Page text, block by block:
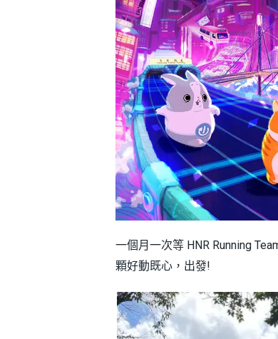
一個月一次等 HNR Running
顆好動既心，出發!